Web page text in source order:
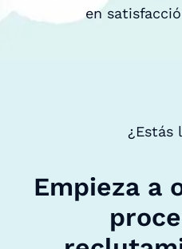
en
¿Estás
Empieza a